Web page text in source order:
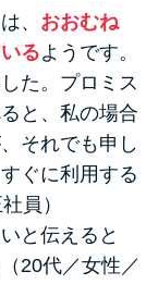
、 おおむね
るようです。
た。プロミス
と、私の場合
それでも申し
ぐに利用する
員）
と伝えると
20代／女性／